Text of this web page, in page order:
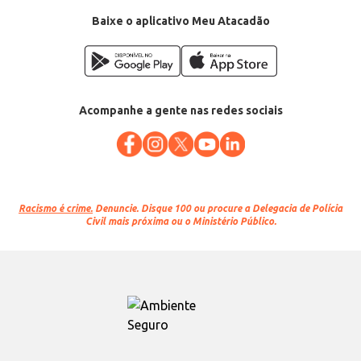
Baixe o aplicativo Meu Atacadão
Acompanhe a gente nas redes sociais
Racismo é crime. Denuncie. Disque 100 ou procure a Delegacia de Polícia
Civil mais próxima ou o Ministério Público.